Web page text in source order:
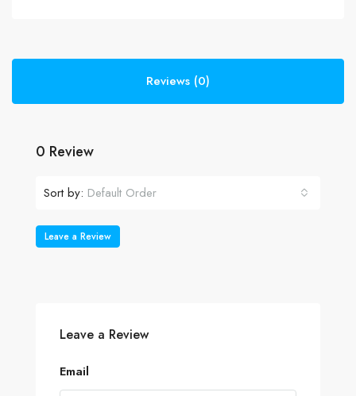
Reviews (0)
0 Review
Sort by: Default Order
Leave a Review
Leave a Review
Email